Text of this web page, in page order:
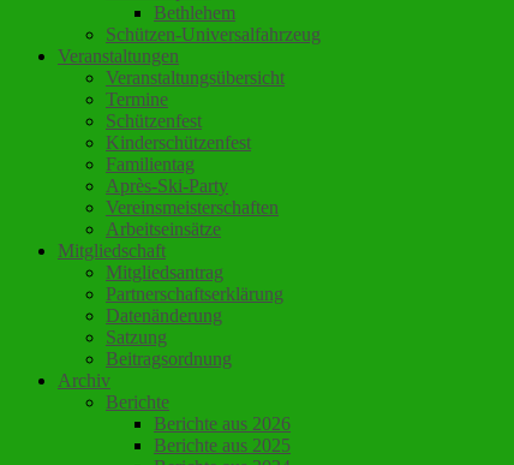
Bethlehem
Schützen-Universalfahrzeug
Veranstaltungen
Veranstaltungsübersicht
Termine
Schützenfest
Kinderschützenfest
Familientag
Après-Ski-Party
Vereinsmeisterschaften
Arbeitseinsätze
Mitgliedschaft
Mitgliedsantrag
Partnerschaftserklärung
Datenänderung
Satzung
Beitragsordnung
Archiv
Berichte
Berichte aus 2026
Berichte aus 2025